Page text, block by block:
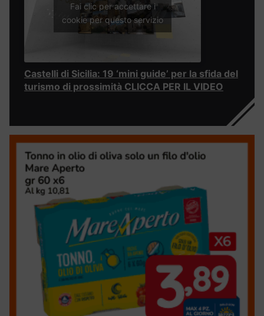
Fai clic per accettare i
cookie per questo servizio
Castelli di Sicilia: 19 ‘mini guide’ per la sfida del
turismo di prossimità CLICCA PER IL VIDEO